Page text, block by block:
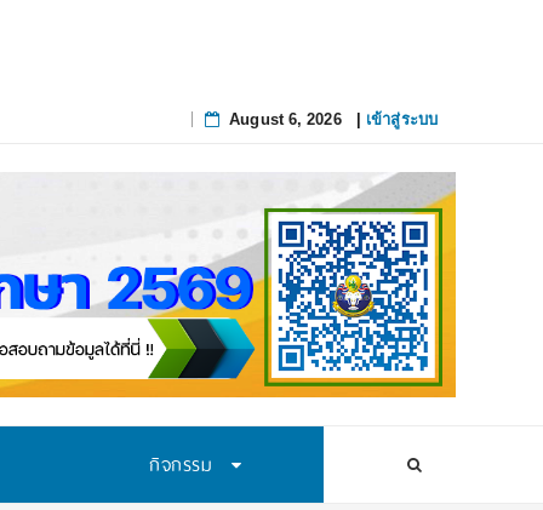
August 6, 2026| เข้าสู่ระบบ
กิจกรรม